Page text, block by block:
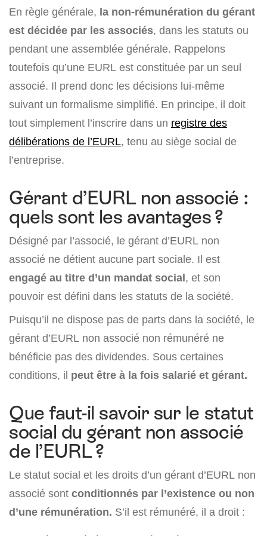
En règle générale, la non-rémunération du gérant
est décidée par les associés, dans les statuts ou
pendant une assemblée générale. Rappelons
toutefois qu’une EURL est constituée par un seul
associé. Il prend donc les décisions lui-même
suivant un formalisme simplifié. En principe, il doit
tout simplement l’inscrire dans un registre des
délibérations de l’EURL, tenu au siège social de
l’entreprise.
Gérant d’EURL non associé :
quels sont les avantages ?
Désigné par l’associé, le gérant d’EURL non
associé ne détient aucune part sociale. Il est
engagé au titre d’un mandat social, et son
pouvoir est défini dans les statuts de la société.
Puisqu’il ne dispose pas de parts dans la société, le
gérant d’EURL non associé non rémunéré ne
bénéficie pas des dividendes. Sous certaines
conditions, il peut être à la fois salarié et gérant.
Que faut-il savoir sur le statut
social du gérant non associé
de l’EURL ?
Le statut social et les droits d’un gérant d’EURL non
associé sont conditionnés par l’existence ou non
d’une rémunération. S’il est rémunéré, il a droit :